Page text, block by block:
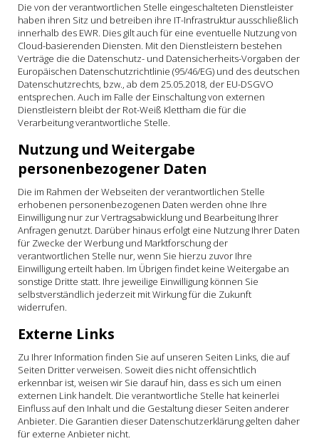
Die von der verantwortlichen Stelle eingeschalteten Dienstleister
haben ihren Sitz und betreiben ihre IT-Infrastruktur ausschließlich
innerhalb des EWR. Dies gilt auch für eine eventuelle Nutzung von
Cloud-basierenden Diensten. Mit den Dienstleistern bestehen
Verträge die die Datenschutz- und Datensicherheits-Vorgaben der
Europäischen Datenschutzrichtlinie (95/46/EG) und des deutschen
Datenschutzrechts, bzw., ab dem 25.05.2018, der EU-DSGVO
entsprechen. Auch im Falle der Einschaltung von externen
Dienstleistern bleibt der Rot-Weiß Klettham die für die
Verarbeitung verantwortliche Stelle.
Nutzung und Weitergabe
personenbezogener Daten
Die im Rahmen der Webseiten der verantwortlichen Stelle
erhobenen personenbezogenen Daten werden ohne Ihre
Einwilligung nur zur Vertragsabwicklung und Bearbeitung Ihrer
Anfragen genutzt. Darüber hinaus erfolgt eine Nutzung Ihrer Daten
für Zwecke der Werbung und Marktforschung der
verantwortlichen Stelle nur, wenn Sie hierzu zuvor Ihre
Einwilligung erteilt haben. Im Übrigen findet keine Weitergabe an
sonstige Dritte statt. Ihre jeweilige Einwilligung können Sie
selbstverständlich jederzeit mit Wirkung für die Zukunft
widerrufen.
Externe Links
Zu Ihrer Information finden Sie auf unseren Seiten Links, die auf
Seiten Dritter verweisen. Soweit dies nicht offensichtlich
erkennbar ist, weisen wir Sie darauf hin, dass es sich um einen
externen Link handelt. Die verantwortliche Stelle hat keinerlei
Einfluss auf den Inhalt und die Gestaltung dieser Seiten anderer
Anbieter. Die Garantien dieser Datenschutzerklärung gelten daher
für externe Anbieter nicht.